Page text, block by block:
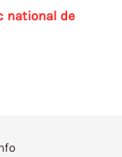
national de